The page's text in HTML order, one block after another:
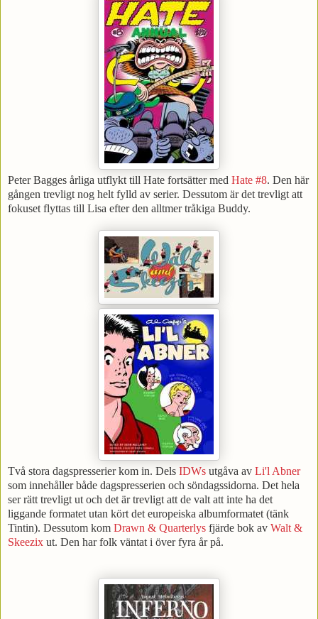
Peter Bagges årliga utflykt till Hate fortsätter med Hate #8. Den här
gången trevligt nog helt fylld av serier. Dessutom är det trevligt att
fokuset flyttas till Lisa efter den alltmer tråkiga Buddy.
Två stora dagspresserier kom in. Dels IDWs utgåva av Li'l Abner
som innehåller både dagspresserien och söndagssidorna. Det hela
ser rätt trevligt ut och det är trevligt att de valt att inte ha det
liggande formatet utan kört det europeiska albumformatet (tänk
Tintin). Dessutom kom Drawn & Quarterlys fjärde bok av Walt &
Skeezix ut. Den har folk väntat i över fyra år på.